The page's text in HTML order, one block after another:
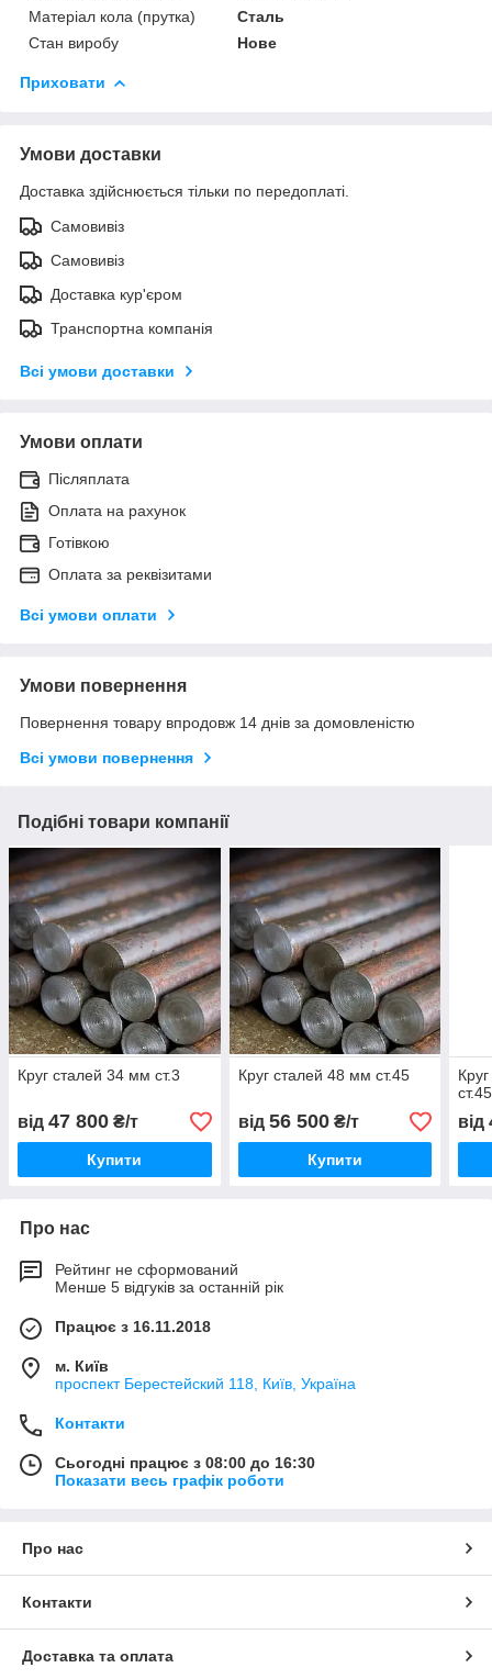
Матеріал кола (прутка)
Сталь
Стан виробу
Нове
Приховати
Умови доставки
Доставка здійснюється тільки по передоплаті.
Самовивіз
Самовивіз
Доставка кур'єром
Транспортна компанія
Всі умови доставки
Умови оплати
Післяплата
Оплата на рахунок
Готівкою
Оплата за реквізитами
Всі умови оплати
Умови повернення
Повернення товару впродовж 14 днів за домовленістю
Всі умови повернення
Подібні товари компанії
Круг сталей 34 мм ст.3
від 47 800 ₴/т
Купити
Круг сталей 48 мм ст.45
від 56 500₴/т
Купити
ст.45
від
Про нас
Рейтинг не сформований
Менше 5 відгуків за останній рік
Працює з 16.11.2018
м. Київ
проспект Берестейский 118, Київ, Україна
Контакти
Сьогодні працює з 08:00 до 16:30
Показати весь графік роботи
Про нас
Контакти
Доставка та оплата